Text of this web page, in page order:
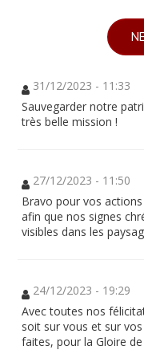
31/12/2023 - 11:33
Sauvegarder notre
très belle mission !
27/12/2023 - 11:50
Bravo pour vos
afin que nos signes
visibles dans les
24/12/2023 - 19:29
Avec toutes nos
soit sur vous et sur
faites, pour la Gloire